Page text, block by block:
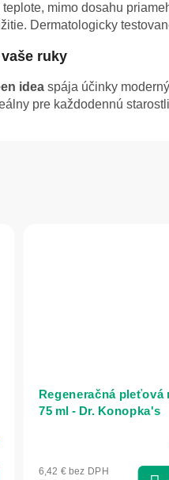
mimo dosahu
Dermatologicky
ruky
idea spája účinky
pre každodennú
Regeneračná pleťová
75 ml - Dr. Konopka's
6,42 € bez DPH